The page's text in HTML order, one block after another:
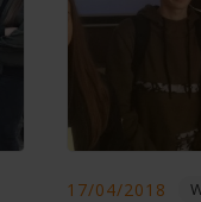
17/04/2018